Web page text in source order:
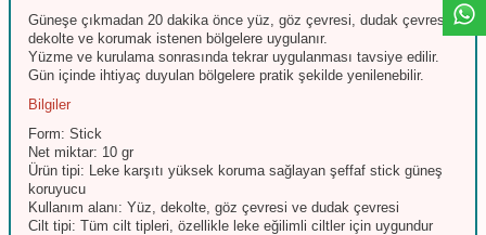
Güneşe çıkmadan 20 dakika önce yüz, göz çevresi, dudak çevresi,
dekolte ve korumak istenen bölgelere uygulanır.
Yüzme ve kurulama sonrasında tekrar uygulanması tavsiye edilir.
Gün içinde ihtiyaç duyulan bölgelere pratik şekilde yenilenebilir.
Bilgiler
Form: Stick
Net miktar: 10 gr
Ürün tipi: Leke karşıtı yüksek koruma sağlayan şeffaf stick güneş
koruyucu
Kullanım alanı: Yüz, dekolte, göz çevresi ve dudak çevresi
Cilt tipi: Tüm cilt tipleri, özellikle leke eğilimli ciltler için uygundur